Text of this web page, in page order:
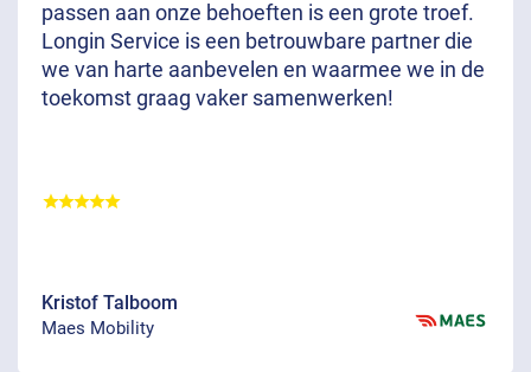
passen aan onze behoeften is een grote troef.
Longin Service is een betrouwbare partner die
we van harte aanbevelen en waarmee we in de
toekomst graag vaker samenwerken!
Kristof Talboom
Maes Mobility